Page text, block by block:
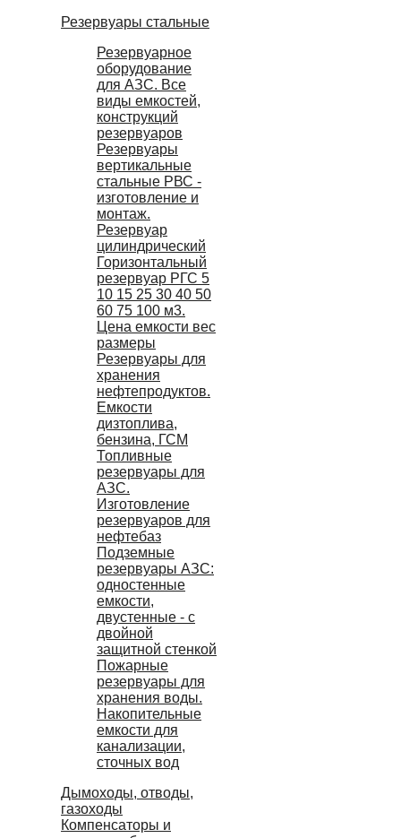
Резервуары стальные
Резервуарное
оборудование
для АЗС. Все
виды емкостей,
конструкций
резервуаров
Резервуары
вертикальные
стальные РВС -
изготовление и
монтаж.
Резервуар
цилиндрический
Горизонтальный
резервуар РГС 5
10 15 25 30 40 50
60 75 100 м3.
Цена емкости вес
размеры
Резервуары для
хранения
нефтепродуктов.
Емкости
дизтоплива,
бензина, ГСМ
Топливные
резервуары для
АЗС.
Изготовление
резервуаров для
нефтебаз
Подземные
резервуары АЗС:
одностенные
емкости,
двустенные - с
двойной
защитной стенкой
Пожарные
резервуары для
хранения воды.
Накопительные
емкости для
канализации,
сточных вод
Дымоходы, отводы,
газоходы
Компенсаторы и